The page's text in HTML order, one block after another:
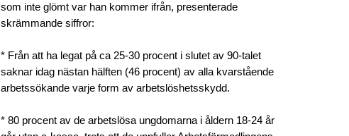
som inte glömt var han kommer ifrån, presenterade
skrämmande siffror:
* Från att ha legat på ca 25-30 procent i slutet av 90-talet
saknar idag nästan hälften (46 procent) av alla kvarstående
arbetssökande varje form av arbetslöshetsskydd.
* 80 procent av de arbetslösa ungdomarna i åldern 18-24 år